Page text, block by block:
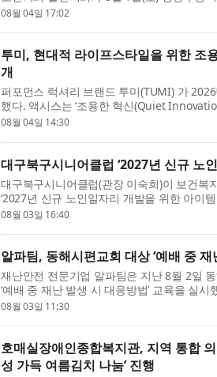
회는 2016년을 시작으로 강동구의 청소년
08월 04일 17:02
투미, 현대적 라이프스타일을 위한 조
개
퍼포먼스 럭셔리 브랜드 투미(TUMI) 가 2026
했다. 액시스는 ‘조용한 혁신(Quiet
니멀한 실루엣, 부드럽고 가벼운 나일론 소
08월 04일 14:30
대구북구시니어클럽 ‘2027년 신규 노
대구북구시니어클럽(관장 이숙희)이 보건복
‘2027년 신규 노인일자리 개발을 위한 아이
시니어클럽은 지역 특화 노인일자리 아이템
08월 03일 16:40
알파팀, 동해시편교회 대상 ‘예배 중
재난안전 전문기업 알파팀은 지난 8월 2일
‘예배 중 재난 발생 시 대응방법’ 교육을 실
는 예배 상황에서 갑작스러운 재난이 발생
08월 03일 11:30
호매실장애인종합복지관, 지역 통합
성 가득 여름김치 나눔’ 진행